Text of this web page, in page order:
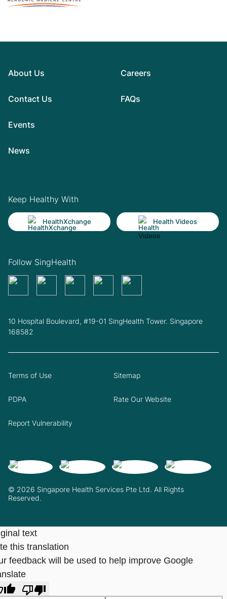
About Us
Contact Us
Events
News
Careers
FAQs
Keep Healthy With
HealthXchange Health Videos
Follow SingHealth
10 Hospital Boulevard, #19-01 SingHealth Tower. Singapore
168582
© 2026 Singapore Health Services Pte Ltd. All Rights
Reserved.
Terms of Use Sitemap
PDPA Rate Our Website
Report Vulnerability
text
this translation
feedback will be used to help improve Google